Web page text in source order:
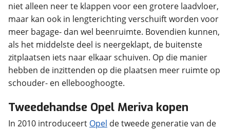
niet alleen neer te klappen voor een grotere laadvloer,
maar kan ook in lengterichting verschuift worden voor
meer bagage- dan wel beenruimte. Bovendien kunnen,
als het middelste deel is neergeklapt, de buitenste
zitplaatsen iets naar elkaar schuiven. Op die manier
hebben de inzittenden op die plaatsen meer ruimte op
schouder- en ellebooghoogte.
Tweedehandse Opel Meriva kopen
In 2010 introduceert Opel de tweede generatie van de